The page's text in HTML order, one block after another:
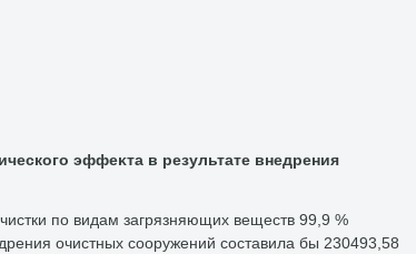
эффеκта в результате внедрения
по видам загрязняющих веществ 99,9 %
очистных сооружений составила бы 230493,58